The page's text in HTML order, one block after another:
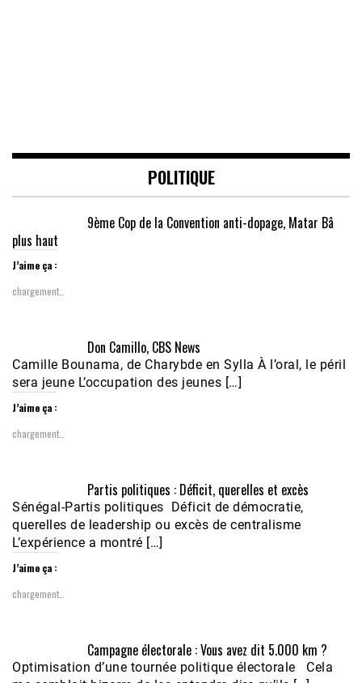
POLITIQUE
9ème Cop de la Convention anti-dopage, Matar Bâ
plus haut
J’aime ça :
chargement…
Don Camillo, CBS News
Camille Bounama, de Charybde en Sylla À l’oral, le péril
sera jeune L’occupation des jeunes […]
J’aime ça :
chargement…
Partis politiques : Déficit, querelles et excès
Sénégal-Partis politiques Déficit de démocratie,
querelles de leadership ou excès de centralisme
L’expérience a montré […]
J’aime ça :
chargement…
Campagne électorale : Vous avez dit 5.000 km ?
Optimisation d’une tournée politique électorale Cela